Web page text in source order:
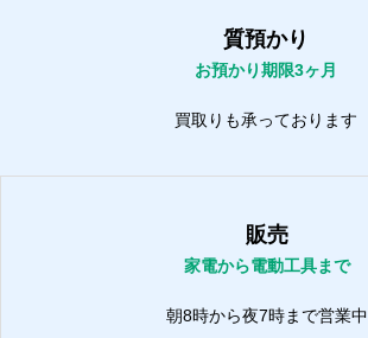
質預かり
お預かり期限3ヶ月
買取りも承っております
販売
家電から電動工具まで
朝8時から夜7時まで営業中